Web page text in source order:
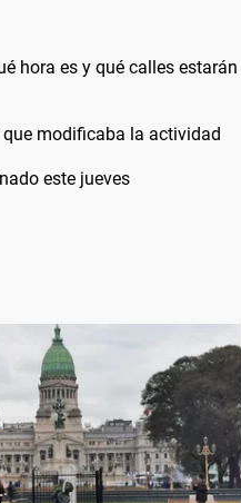
hora es y qué calles estarán
modificaba la actividad
este jueves